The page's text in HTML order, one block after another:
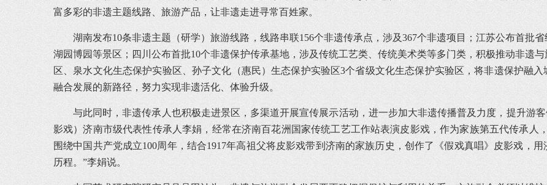
富多彩的非遗主题线路、旅游产品，让非遗走进寻常百姓家。
湖南发布10条非遗主题（研学）旅游线路，线路串联156个非遗传承点，涉及367个非遗项目；江苏公布首批
湖园博园等景区；四川公布首批10个非遗保护传承基地，涉及传统工艺类、传统美术类等多门类，积极推动非遗
区、泉水文化生态保护实验区、孙子文化（惠民）生态保护实验区3个省级文化生态保护实验区，将非遗保护融
融合发展的新路径，努力实现非遗活化、体验升级。
与此同时，非遗传承人也积极走进景区，多渠道开展宣传展示活动，进一步加大非遗传播普及力度，提升游
影戏）济南市级代表性传承人李娟，经常在济南百花洲国家传统工艺工作站表演皮影戏，作为家族第五代传承人
围绕中国共产党成立100周年，结合1917年高祖父将皮影戏带到济南的家族历史，创作了《假戏真唱》皮影戏，
历程。”李娟说。